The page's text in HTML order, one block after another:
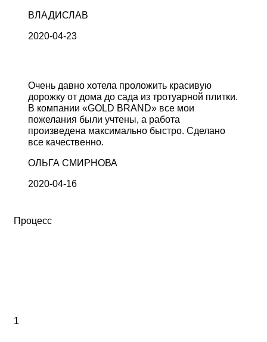
ВЛАДИСЛАВ
2020-04-23
Очень давно хотела проложить красивую
дорожку от дома до сада из тротуарной плитки.
В компании «GOLD BRAND» все мои
пожелания были учтены, а работа
произведена максимально быстро. Сделано
все качественно.
ОЛЬГА СМИРНОВА
2020-04-16
Процесс
1